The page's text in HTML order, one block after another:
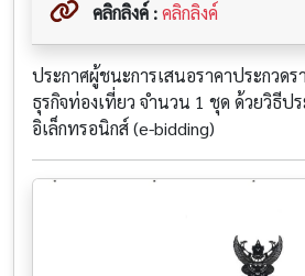
คลิกลิงค์ :คลิกลิงค์
ประกาศผู้ชนะการเสนอราคาประกวด
ธุรกิจท่องเที่ยว จำนวน 1 ชุด ด้วยวิธีปร
อิเล็กทรอนิกส์ (e-bidding)